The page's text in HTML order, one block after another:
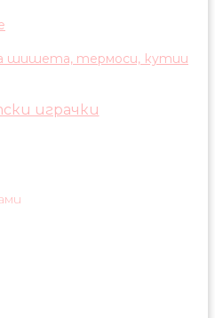
шишета, термоси, кутии
играчки